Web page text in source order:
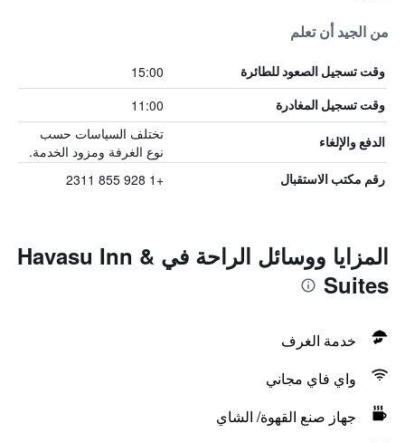
من الجيد أن تعلم
وقت تسجيل الصعود للطائرة 15:00
وقت تسجيل المغادرة 11:00
الدفع والإلغاء
تختلف السياسات حسب
نوع الغرفة ومزود الخدمة.
رقم مكتب الاستقبال +1 928 855 2311
المزايا ووسائل الراحة في Havasu Inn &
Suites
خدمة الغرف
واي فاي مجاني
جهاز صنع القهوة/ الشاي